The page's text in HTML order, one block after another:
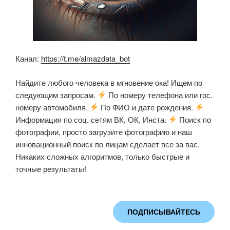
Канал: https://t.me/almazdata_bot
Найдите любого человека в мгновение ока! Ищем по
следующим запросам.
По номеру телефона или гос.
номеру автомобиля.
По ФИО и дате рождения.
Информация по соц. сетям ВК, ОК, Инста.
Поиск по
фотографии, просто загрузите фотографию и наш
инновационный поиск по лицам сделает все за вас.
Никаких сложных алгоритмов, только быстрые и
точные результаты!
ПОДПИСЫВАЙТЕСЬ